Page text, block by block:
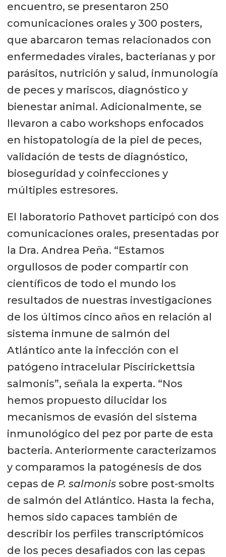
encuentro, se presentaron 250
comunicaciones orales y 300 posters,
que abarcaron temas relacionados con
enfermedades virales, bacterianas y por
parásitos, nutrición y salud, inmunología
de peces y mariscos, diagnóstico y
bienestar animal. Adicionalmente, se
llevaron a cabo workshops enfocados
en histopatología de la piel de peces,
validación de tests de diagnóstico,
bioseguridad y coinfecciones y
múltiples estresores.
El laboratorio Pathovet participó con dos
comunicaciones orales, presentadas por
la Dra. Andrea Peña. “Estamos
orgullosos de poder compartir con
científicos de todo el mundo los
resultados de nuestras investigaciones
de los últimos cinco años en relación al
sistema inmune de salmón del
Atlántico ante la infección con el
patógeno intracelular Piscirickettsia
salmonis”, señala la experta. “Nos
hemos propuesto dilucidar los
mecanismos de evasión del sistema
inmunológico del pez por parte de esta
bacteria. Anteriormente caracterizamos
y comparamos la patogénesis de dos
cepas de P. salmonissobre post-smolts
de salmón del Atlántico. Hasta la fecha,
hemos sido capaces también de
describir los perfiles transcriptómicos
de los peces desafiados con las cepas